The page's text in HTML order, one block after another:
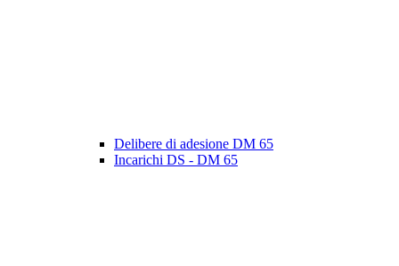
Delibere di adesione DM 65
Incarichi DS - DM 65